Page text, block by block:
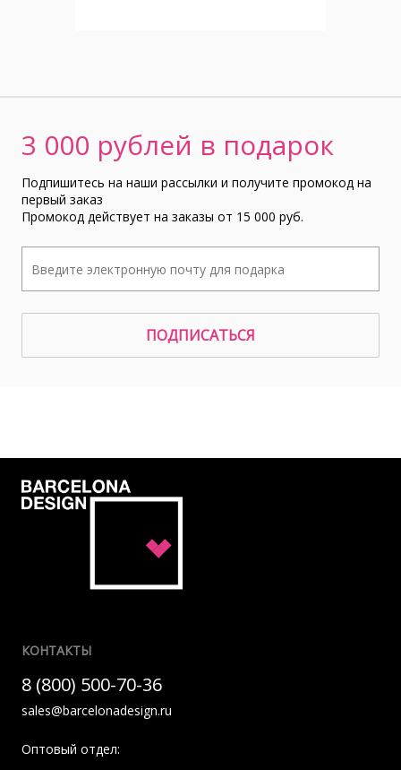
3 000 рублей в подарок
Подпишитесь на наши рассылки и получите промокод на
первый заказ
Промокод действует на заказы от 15 000 руб.
ПОДПИСАТЬСЯ
КОНТАКТЫ
8 (800) 500-70-36
sales@barcelonadesign.ru
Оптовый отдел: